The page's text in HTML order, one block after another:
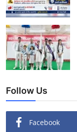
Follow Us
Facebook